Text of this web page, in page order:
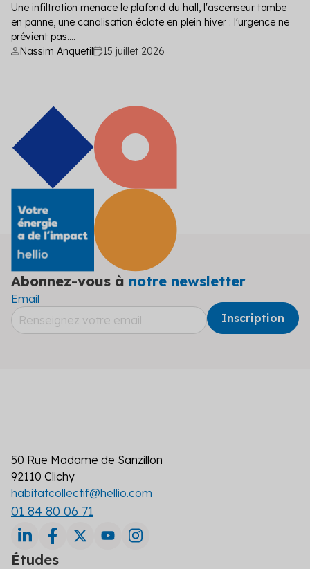
Une infiltration menace le plafond du hall, l'ascenseur tombe
en panne, une canalisation éclate en plein hiver : l'urgence ne
prévient pas....
Nassim Anquetil
15 juillet 2026
Abonnez-vous à notre newsletter
Email
50 Rue Madame de Sanzillon
92110 Clichy
habitatcollectif@hellio.com
01 84 80 06 71
Études